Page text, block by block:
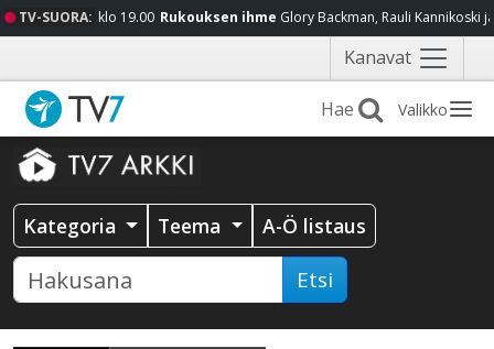
TV-SUORA: klo 19.00 Rukouksen ihme Glory Backman, Rauli Kannikoski
Kanavat Näytä
valikko
Valikko
Kategoria Teema A-Ö listaus
Etsi